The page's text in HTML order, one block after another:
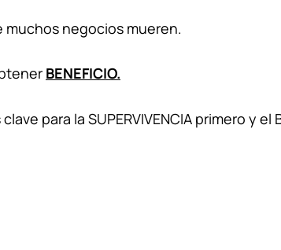
muchos negocios mueren.
BENEFICIO.
para la SUPERVIVENCIA primero y el